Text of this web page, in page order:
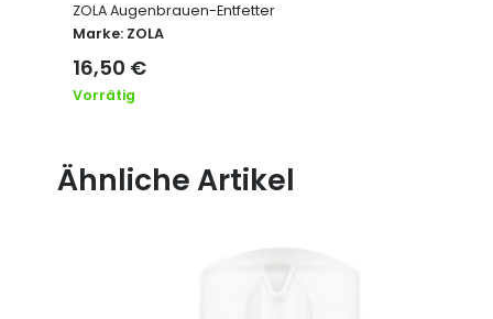
ZOLA Augenbrauen-Entfetter
Marke: ZOLA
16,50 €
Vorrätig
Ähnliche Artikel